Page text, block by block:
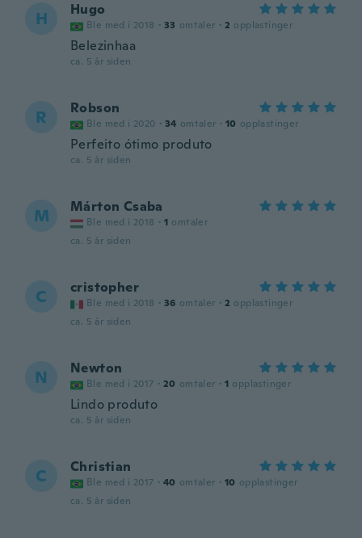
H Hugo
Ble med i 2018 · 33 omtaler · 2 opplastinger
Belezinhaa
ca. 5 år siden
R Robson
Ble med i 2020 · 34 omtaler · 10 opplastinger
Perfeito ótimo produto
ca. 5 år siden
M Márton Csaba
Ble med i 2018 · 1 omtaler
ca. 5 år siden
C cristopher
Ble med i 2018 · 36 omtaler · 2 opplastinger
ca. 5 år siden
N Newton
Ble med i 2017 · 20 omtaler · 1 opplastinger
Lindo produto
ca. 5 år siden
C Christian
Ble med i 2017 · 40 omtaler · 10 opplastinger
ca. 5 år siden